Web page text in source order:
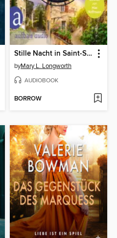
Stille Nacht in Saint-Sauveur--Verlaque & Bonnet ermitteln, Band 8 (Ungekürzt)
byMary L. Longworth
AUDIOBOOK
BORROW